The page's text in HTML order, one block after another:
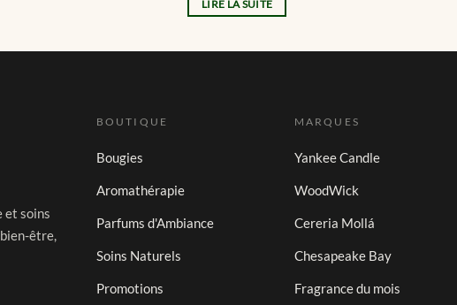
LIRE LA SUITE
et soins
être,
BOUTIQUE
Bougies
Aromathérapie
Parfums d'Ambiance
Soins Naturels
Promotions
MARQUES
Yankee Candle
WoodWick
Cereria Mollá
Chesapeake Bay
Fragrance du mois